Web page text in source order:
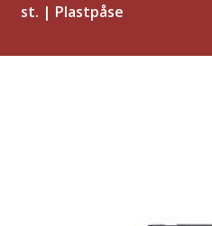
st. | Plastpåse